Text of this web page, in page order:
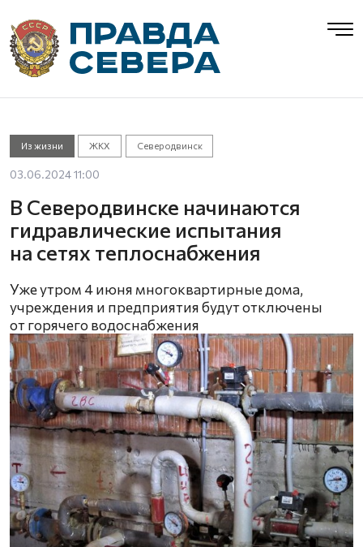
Из жизни ЖКХ Северодвинск
03.06.2024 11:00
В Северодвинске начинаются
гидравлические испытания
на сетях теплоснабжения
Уже утром 4 июня многоквартирные дома,
учреждения и предприятия будут отключены
от горячего водоснабжения